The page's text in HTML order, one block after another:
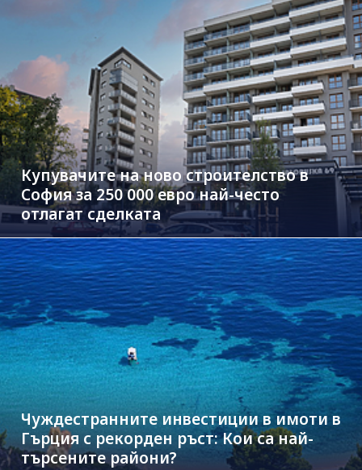
Купувачите на ново строителство в
София за 250 000 евро най-често
отлагат сделката
Чуждестранните инвестиции в имоти в
Гърция с рекорден ръст: Кои са най-
търсените райони?